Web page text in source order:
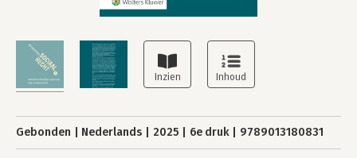
Gebonden Nederlands 2025 6e druk 9789013180831